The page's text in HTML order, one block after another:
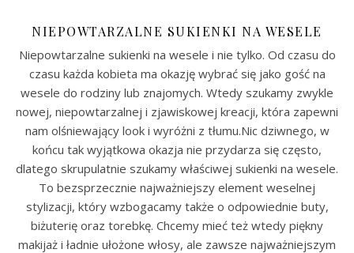
NIEPOWTARZALNE SUKIENKI NA WESELE
Niepowtarzalne sukienki na wesele i nie tylko. Od czasu do
czasu każda kobieta ma okazję wybrać się jako gość na
wesele do rodziny lub znajomych. Wtedy szukamy zwykle
nowej, niepowtarzalnej i zjawiskowej kreacji, która zapewni
nam olśniewający look i wyróżni z tłumu.Nic dziwnego, w
końcu tak wyjątkowa okazja nie przydarza się często,
dlatego skrupulatnie szukamy właściwej sukienki na wesele.
To bezsprzecznie najważniejszy element weselnej
stylizacji, który wzbogacamy także o odpowiednie buty,
biżuterię oraz torebkę. Chcemy mieć też wtedy piękny
makijaż i ładnie ułożone włosy, ale zawsze najważniejszym